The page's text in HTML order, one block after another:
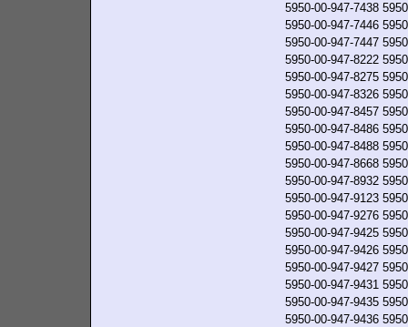
5950-00-947-7438
5950-00-947-7446
5950-00-947-7447
5950-00-947-8222
5950-00-947-8275
5950-00-947-8326
5950-00-947-8457
5950-00-947-8486
5950-00-947-8488
5950-00-947-8668
5950-00-947-8932
5950-00-947-9123
5950-00-947-9276
5950-00-947-9425
5950-00-947-9426
5950-00-947-9427
5950-00-947-9431
5950-00-947-9435
5950-00-947-9436